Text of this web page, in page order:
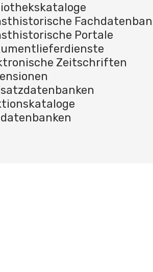
Portale
Zeitschriften